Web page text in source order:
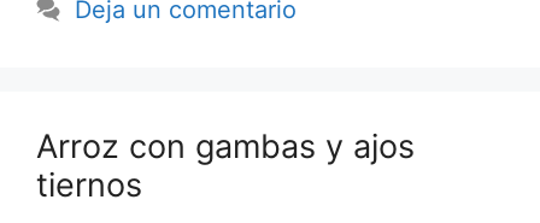
Deja un comentario
Arroz con gambas y ajos
tiernos